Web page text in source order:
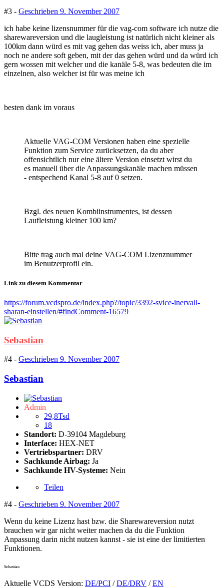
#3 - Geschrieben 9. November 2007
ich habe keine lizensnummer für die vag-com software ich nutze die
sharewareversion und die laugleistung ist natürlich nicht kleiner als
100km dann würd es mit vag gehen das weiss ich, aber muss ja
noch ne andere soft geben, mit der das gehen würd und da würd ich
gern wossen mit welcher und die kanäle 5-8, was bedeuten die im
einzelnen, also welcher ist für was meine ich
besten dank im voraus
Aktuelle VAG-COM Versionen haben eine spezielle
Funktion zum Service zurücksetzen, da du aber
offensichtlich nur eine ältere Version einsetzt wirst du
es manuell über die Anpassungskanäle machen müssen
- entspechend Kanal 5-8 auf 0 setzen.
Bzgl. des neuen Kombiinstrumentes, ist dessen
Laufleistung kleiner 100 km?
Bitte trag auch mal deine VAG-COM Lizenznummer
im Benutzerprofil ein.
Link zu diesem Kommentar
https://forum.vcdspro.de/index.php?/topic/3392-svice-inervall-
sharan-einstellen/#findComment-16579
Sebastian
#4 - Geschrieben 9. November 2007
Sebastian
Admin
29,8Tsd
18
Standort: D-39104 Magdeburg
Interface: HEX-NET
Vertriebspartner: DRV
Sachkunde Airbag: Ja
Sachkunde HV-Systeme: Nein
Teilen
#4 - Geschrieben 9. November 2007
Wenn du keine Lizenz hast bzw. die Sharewareversion nutzt
brauchen wir gar nicht weiter machen da du die Funktion
Anpassung darin nicht nutzen kannst - sie ist eine der limitierten
Funktionen.
Sebastian
Aktuelle VCDS Version: DE/PCI /DE/DRV /EN